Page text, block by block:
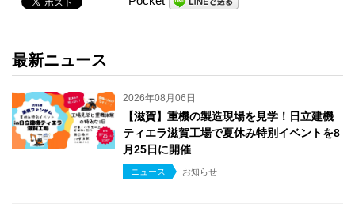
最新ニュース
2026年08月06日
【滋賀】重機の製造現場を見学！日立建機
ティエラ滋賀工場で夏休み特別イベントを8
月25日に開催
ニュース お知らせ